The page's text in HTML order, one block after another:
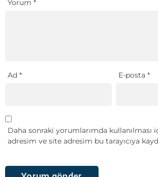
Yorum *
Ad * E-posta*
Daha sonraki yorumlarımda kullanılması
adresim ve site adresim bu tarayıcıya